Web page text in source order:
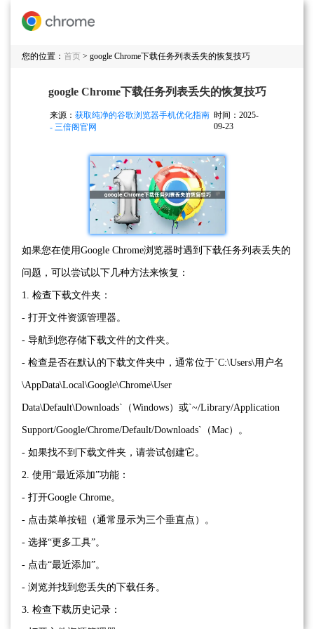
您的位置： 首页 > google Chrome下载任务列表丢失的恢复技巧
google Chrome下载任务列表丢失的恢复技巧
来源： 获取纯净的谷歌浏览器手机优化指南
- 三倍阁官网
时间：2025-
09-23
如果您在使用Google Chrome浏览器时遇到下载任务列表丢失的
问题，可以尝试以下几种方法来恢复：
1. 检查下载文件夹：
- 打开文件资源管理器。
- 导航到您存储下载文件的文件夹。
- 检查是否在默认的下载文件夹中，通常位于`C:\Users\用户名
\AppData\Local\Google\Chrome\User
Data\Default\Downloads`（Windows）或`~/Library/Application
Support/Google/Chrome/Default/Downloads`（Mac）。
- 如果找不到下载文件夹，请尝试创建它。
2. 使用“最近添加”功能：
- 打开Google Chrome。
- 点击菜单按钮（通常显示为三个垂直点）。
- 选择“更多工具”。
- 点击“最近添加”。
- 浏览并找到您丢失的下载任务。
3. 检查下载历史记录：